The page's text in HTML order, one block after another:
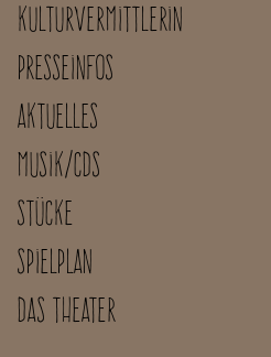
Kulturvermittlerin
Presseinfos
Aktuelles
Musik/CDs
Stücke
Spielplan
Das Theater